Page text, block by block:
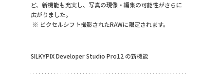
ど、新機能も充実し、写真の現像・編集の可能性がさらに
広がりました。
※ ピクセルシフト撮影されたRAWに限定されます。
SILKYPIX Developer Studio Pro12 の新機能